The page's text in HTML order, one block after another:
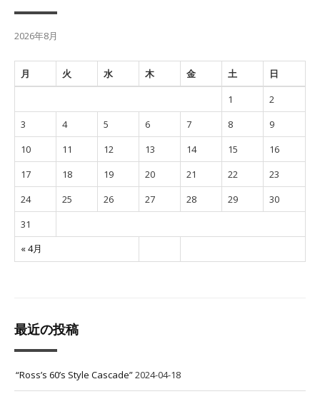
2026年8月
月 火 水 木 金 土 日
« 4月
1
2
3
4 5 6 7 8
9
10
11 12 13 14 15
16
17
18 19 20 21 22
23
24
25 26 27 28 29
30
31
最近の投稿
“Ross’s 60’s Style Cascade”2024-04-18